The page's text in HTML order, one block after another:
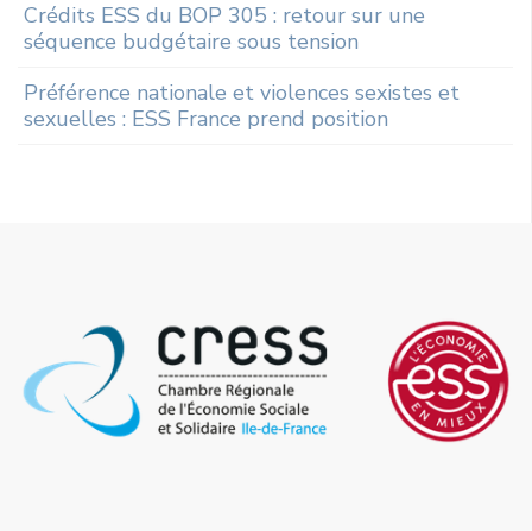
Crédits ESS du BOP 305 : retour sur une
séquence budgétaire sous tension
Préférence nationale et violences sexistes et
sexuelles : ESS France prend position